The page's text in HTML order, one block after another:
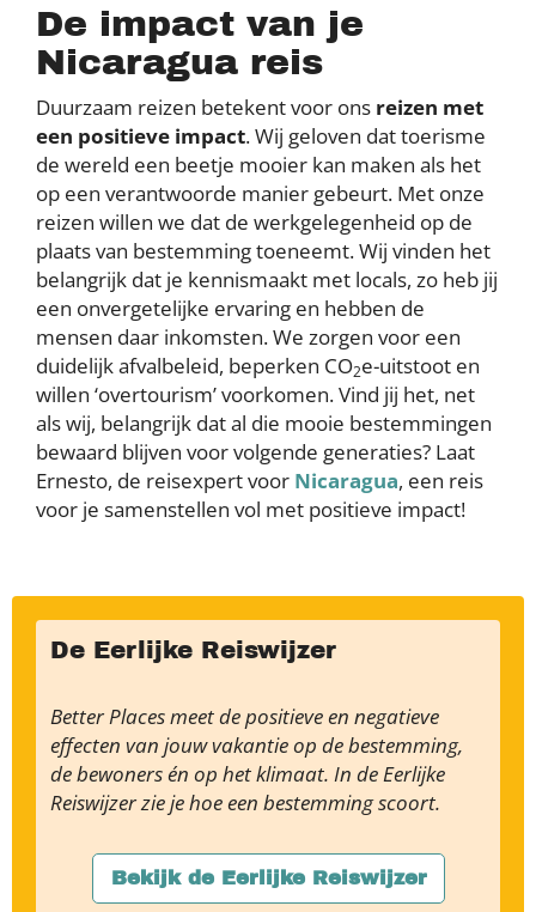
De impact van je
Nicaragua reis
Duurzaam reizen betekent voor ons reizen met
een positieve impact. Wij geloven dat toerisme
de wereld een beetje mooier kan maken als het
op een verantwoorde manier gebeurt. Met onze
reizen willen we dat de werkgelegenheid op de
plaats van bestemming toeneemt. Wij vinden het
belangrijk dat je kennismaakt met locals, zo heb jij
een onvergetelijke ervaring en hebben de
mensen daar inkomsten. We zorgen voor een
duidelijk afvalbeleid, beperken CO2e-uitstoot en
willen ‘overtourism’ voorkomen. Vind jij het, net
als wij, belangrijk dat al die mooie bestemmingen
bewaard blijven voor volgende generaties? Laat
Ernesto, de reisexpert voor Nicaragua, een reis
voor je samenstellen vol met positieve impact!
De Eerlijke Reiswijzer
Better Places meet de positieve en negatieve
effecten van jouw vakantie op de bestemming,
de bewoners én op het klimaat. In de Eerlijke
Reiswijzer zie je hoe een bestemming scoort.
Bekijk de Eerlijke Reiswijzer